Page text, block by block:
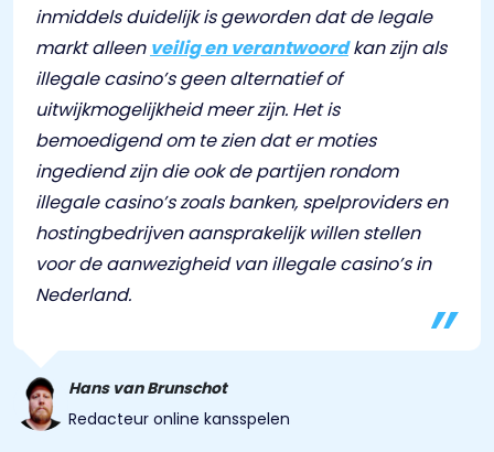
inmiddels duidelijk is geworden dat de legale
markt alleen veilig en verantwoordkan zijn als
illegale casino’s geen alternatief of
uitwijkmogelijkheid meer zijn. Het is
bemoedigend om te zien dat er moties
ingediend zijn die ook de partijen rondom
illegale casino’s zoals banken, spelproviders en
hostingbedrijven aansprakelijk willen stellen
voor de aanwezigheid van illegale casino’s in
Nederland.
Hans van Brunschot
Redacteur online kansspelen